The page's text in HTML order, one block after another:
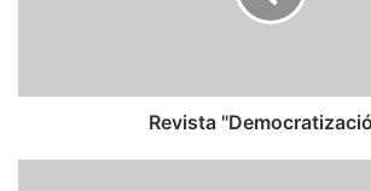
Revista